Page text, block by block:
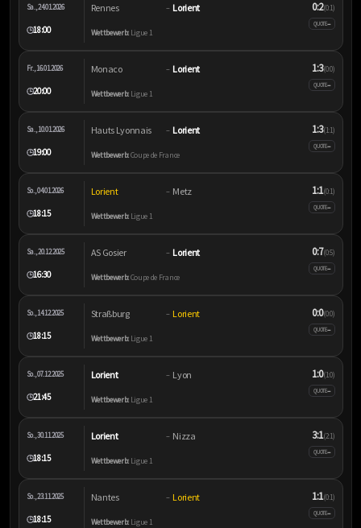
Sa., 24.01.2026
🕒18:00
Rennes – Lorient
Wettbewerb:Ligue 1
0:2(0:1)
QUOTE–
Fr., 16.01.2026
🕒20:00
Monaco – Lorient
Wettbewerb:Ligue 1
1:3(0:0)
QUOTE–
Sa., 10.01.2026
🕒19:00
Hauts Lyonnais – Lorient
Wettbewerb:Coupe de France
1:3(1:1)
QUOTE–
So., 04.01.2026
🕒18:15
Lorient – Metz
Wettbewerb:Ligue 1
1:1(0:1)
QUOTE–
Sa., 20.12.2025
🕒16:30
AS Gosier – Lorient
Wettbewerb:Coupe de France
0:7(0:5)
QUOTE–
So., 14.12.2025
🕒18:15
Straßburg – Lorient
Wettbewerb:Ligue 1
0:0(0:0)
QUOTE–
So., 07.12.2025
🕒21:45
Lorient – Lyon
Wettbewerb:Ligue 1
1:0(1:0)
QUOTE–
So., 30.11.2025
🕒18:15
Lorient – Nizza
Wettbewerb:Ligue 1
3:1(2:1)
QUOTE–
So., 23.11.2025
🕒18:15
Nantes – Lorient
Wettbewerb:Ligue 1
1:1(0:1)
QUOTE–